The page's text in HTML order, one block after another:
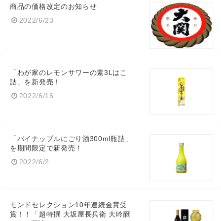
商品の価格改定のお知らせ
2022/6/23
「わが家のレモンサワーの素3Lはこ
詰」を新発売！
2022/6/16
「パイナップルにごり酒300ml瓶詰」
を期間限定で新発売！
2022/6/2
モンドセレクション10年連続金賞受
賞！！「超特撰 大坂屋長兵衛 大吟醸